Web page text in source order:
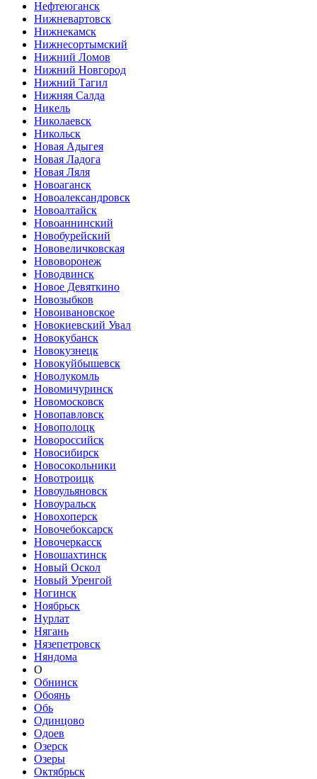
Нефтеюганск
Нижневартовск
Нижнекамск
Нижнесортымский
Нижний Ломов
Нижний Новгород
Нижний Тагил
Нижняя Салда
Никель
Николаевск
Никольск
Новая Адыгея
Новая Ладога
Новая Ляля
Новоаганск
Новоалександровск
Новоалтайск
Новоаннинский
Новобурейский
Нововеличковская
Нововоронеж
Новодвинск
Новое Девяткино
Новозыбков
Новоивановское
Новокиевский Увал
Новокубанск
Новокузнецк
Новокуйбышевск
Новолукомль
Новомичуринск
Новомосковск
Новопавловск
Новополоцк
Новороссийск
Новосибирск
Новосокольники
Новотроицк
Новоульяновск
Новоуральск
Новохоперск
Новочебоксарск
Новочеркасск
Новошахтинск
Новый Оскол
Новый Уренгой
Ногинск
Ноябрьск
Нурлат
Нягань
Нязепетровск
Няндома
О
Обнинск
Обоянь
Обь
Одинцово
Одоев
Озерск
Озеры
Октябрьск